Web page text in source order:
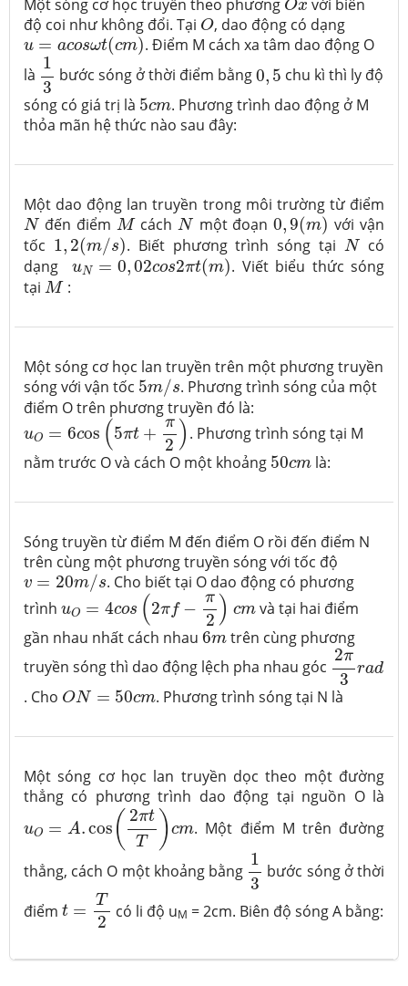
Một sóng cơ học truyền theo phương Ox với biên
độ coi như không đổi. Tại O
O, dao động có dạng
u = acosωt(cm)
u= acosωt(cm) . Điểm M cách xa tâm dao động O
là
1
3
13
bước sóng ở thời điểm bằng0, 5
0 5 chu kì thì ly độ
sóng có giá trị là 5cm
5cm. Phương trình dao động ở M
thỏa mãn hệ thức nào sau đây:
Một dao động lan truyền trong môi trường từ điểm
N
N đến điểmM
McáchN
N một đoạn0, 9(m)
0,9(m) với vận
tốc 1, 2(m/s)
1,2(m/s) . Biết phương trình sóng tại N
N
có
dạng
uN = 0,02cos2πt(m)
uN=0,02cos2πt(m) . Viết biểu thức sóng
tại M
M:
Một sóng cơ học lan truyền trên một phương truyền
sóng với vận tốc 5m/s
5m /s. Phương trình sóng của một
điểm O trên phương truyền đó là:
uO = 6cos (5πt +
π
2 )
uO= 6cos(5πt+π2)
. Phương trình sóng tại M
nằm trước O và cách O một khoảng 50cm
50cm là:
Sóng truyền từ điểm M đến điểm O rồi đến điểm N
trên cùng một phương truyền sóng với tốc độ
v = 20m/s
v=20m/s
. Cho biết tại O dao động có phương
trình uO = 4cos (2πf −
π
2 ) cm
uO= 4c os(2πf−π2 )cm
và tại hai điểm
gần nhau nhất cách nhau 6m
6m trên cùng phương
truyền sóng thì dao động lệch pha nhau góc
2π
3
rad
2π3
. Cho ON = 50cm
ON= 50cm . Phương trình sóng tại N là
Một sóng cơ học lan truyền dọc theo một đường
thẳng có phương trình dao động tại nguồn O là
uO = A.cos ( 2πt
T
)cm
uO=A .cos(2πtT)cm
. Một điểm M trên đường
thẳng, cách O một khoảng bằng
1
3
1
bước sóng ở thời
điểm t =
T
2
2
có li độ uM = 2cm. Biên độ sóng A bằng: